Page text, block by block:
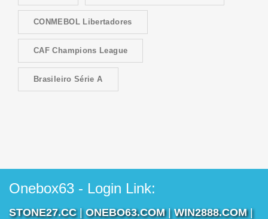
CONMEBOL Libertadores
CAF Champions League
Brasileiro Série A
Onebox63 - Login Link:
STONE27.CC|ONEBO63.COM|WIN2888.COM|